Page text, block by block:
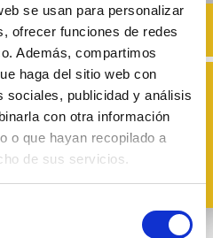
se usan para personalizar
ofrecer funciones de redes
Además, compartimos
haga del sitio web con
sociales, publicidad y análisis
con otra información
o que hayan recopilado a
de sus servicios.
por e-mail
formulario
no se podrá beneficiar de descuentos